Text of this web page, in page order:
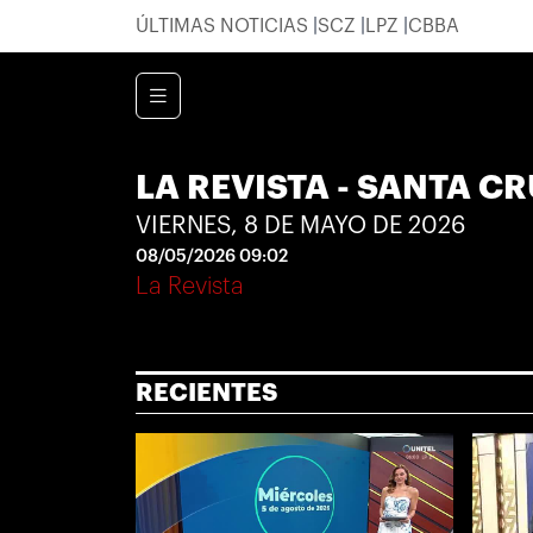
ÚLTIMAS NOTICIAS SCZ LPZ CBBA
LA REVISTA - SANTA
VIERNES, 8 DE MAYO DE 2026
08/05/2026 09:02
La Revista
RECIENTES